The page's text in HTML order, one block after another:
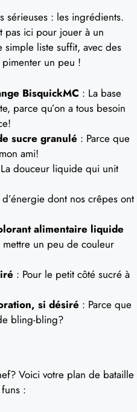
sérieuses : les ingrédients.
pas ici pour jouer à un
liste suffit, avec des
un peu !
BisquickMC : La base
parce qu’on a tous besoin
sucre granulé : Parce que
ami!
douceur liquide qui unit
dont nos crêpes ont
alimentaire liquide
un peu de couleur
: Pour le petit côté sucré à
si désiré : Parce que
bling-bling?
Voici votre plan de bataille
: